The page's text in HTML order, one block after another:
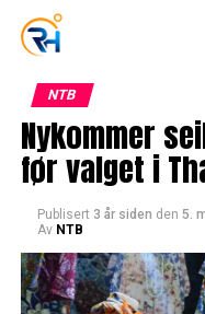
NTB
Nykommer
før valget i
Publisert 3 år siden den 5.
Av NTB